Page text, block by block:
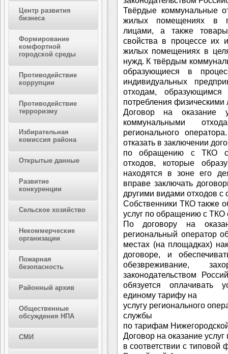
Центр развития
бизнеса
Формирование
комфортной
городской среды
Противодействие
коррупции
Противодействие
терроризму
Избирательная
комиссия района
Открытые данные
Развитие
конкуренции
Сельское хозяйство
Некоммерческие
организации
Пожарная
безопасность
Районный архив
Общественные
обсуждения НПА
СМИ
Твёрдые коммунальные
жилых помещениях в
лицами, а также
свойства в процессе их
жилых помещениях в
нужд. К твёрдым
образующиеся в
индивидуальных
отходам,
потребления физическими
Договор на оказание
коммунальными
регионального
отказать в заключении
по обращению с ТКО
отходов, которые
находятся в зоне его
вправе заключать
другими видами отходов с
Собственники ТКО также
услуг по обращению с ТКО
По договору на
региональный оператор
местах (на площадках)
договоре, и
обезвреживание,
законодательством
обязуется оплачивать
единому тарифу на
услугу регионального
службы
по тарифам
Договор на оказание
в соответствии с